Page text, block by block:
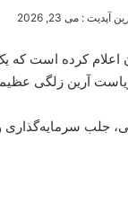
آپدیت : می 23, 2026
آرین زلگی
جلب سرمایه‌گذاری